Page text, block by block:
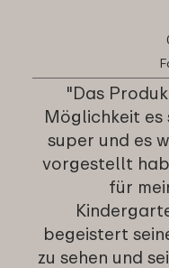
"Das
Möglichkeit
super und es
vorgestellt
für
begeistert
zu sehen und